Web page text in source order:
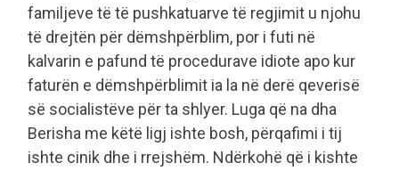
familjeve të të pushkatuarve të regjimit u njohu
të drejtën për dëmshpërblim, por i futi në
kalvarin e pafund të procedurave idiote apo kur
faturën e dëmshpërblimit ia la në derë qeverisë
së socialistëve për ta shlyer. Luga që na dha
Berisha me këtë ligj ishte bosh, përqafimi i tij
ishte cinik dhe i rrejshëm. Ndërkohë që i kishte